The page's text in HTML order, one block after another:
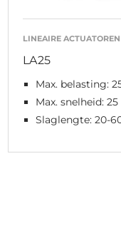
LINEAIRE ACTUATOREN
LA25
Max. belasting:
Max. snelheid:
Slaglengte: 20-